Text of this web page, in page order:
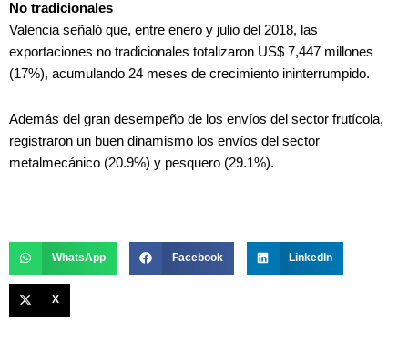
No tradicionales
Valencia señaló que, entre enero y julio del 2018, las
exportaciones no tradicionales totalizaron US$ 7,447 millones
(17%), acumulando 24 meses de crecimiento ininterrumpido.
Además del gran desempeño de los envíos del sector frutícola,
registraron un buen dinamismo los envíos del sector
metalmecánico (20.9%) y pesquero (29.1%).
WhatsApp Facebook LinkedIn
X